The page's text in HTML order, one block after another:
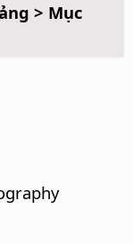
> Mục